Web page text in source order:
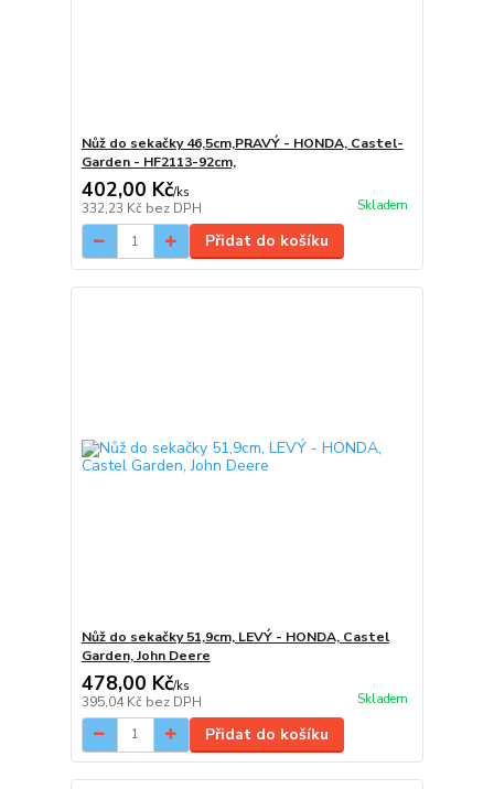
Nůž do sekačky 46,5cm,PRAVÝ - HONDA, Castel-
Garden - HF2113-92cm,
402,00 Kč/ks
332,23 Kč bez DPH Skladem
Přidat do košíku
Nůž do sekačky 51,9cm, LEVÝ - HONDA, Castel
Garden, John Deere
478,00 Kč/ks
395,04 Kč bez DPH Skladem
Přidat do košíku